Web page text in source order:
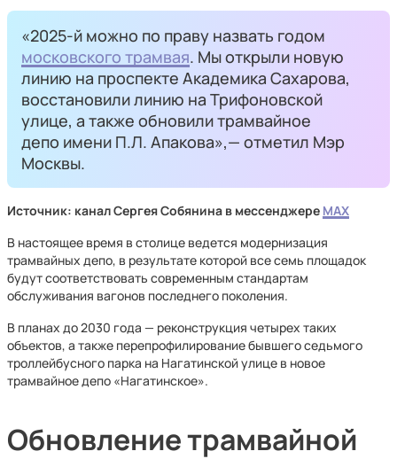
«2025-й можно по праву назвать годом
московского трамвая. Мы открыли новую
линию на проспекте Академика Сахарова,
восстановили линию на Трифоновской
улице, а также обновили трамвайное
депо имени П.Л. Апакова»,— отметил Мэр
Москвы.
Источник: канал Сергея Собянина в мессенджере MAX
В настоящее время в столице ведется модернизация
трамвайных депо, в результате которой все семь площадок
будут соответствовать современным стандартам
обслуживания вагонов последнего поколения.
В планах до 2030 года — реконструкция четырех таких
объектов, а также перепрофилирование бывшего седьмого
троллейбусного парка на Нагатинской улице в новое
трамвайное депо «Нагатинское».
Обновление трамвайной